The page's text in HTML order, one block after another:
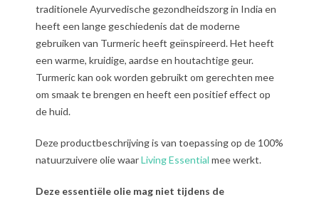
traditionele Ayurvedische gezondheidszorg in India en
heeft een lange geschiedenis dat de moderne
gebruiken van Turmeric heeft geïnspireerd. Het heeft
een warme, kruidige, aardse en houtachtige geur.
Turmeric kan ook worden gebruikt om gerechten mee
om smaak te brengen en heeft een positief effect op
de huid.
Deze productbeschrijving is van toepassing op de 100%
natuurzuivere olie waarLiving Essential mee werkt.
Deze essentiële olie mag niet tijdens de